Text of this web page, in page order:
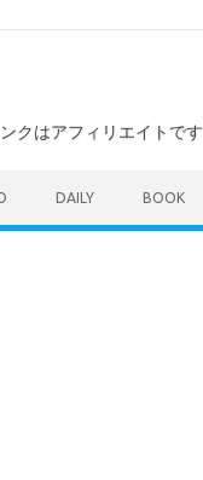
クはアフィリエイトです
DAILY BOOK